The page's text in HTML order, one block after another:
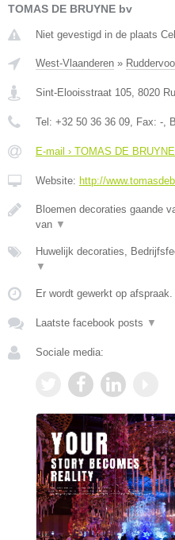
TOMAS DE BRUYNE bv
Niet gevestigd in de plaats
West-Vlaanderen »
Sint-Elooisstraat 105, 8020
Tel: +32 50 36 36 09, Fax: -,
E-mail › TOMAS DE
Website: http://
Bloemen decoraties gaande
van ▼
Huwelijk decoraties,
▼
Er wordt gewerkt op afspraak.
Laatste facebook posts ▼
Sociale media: